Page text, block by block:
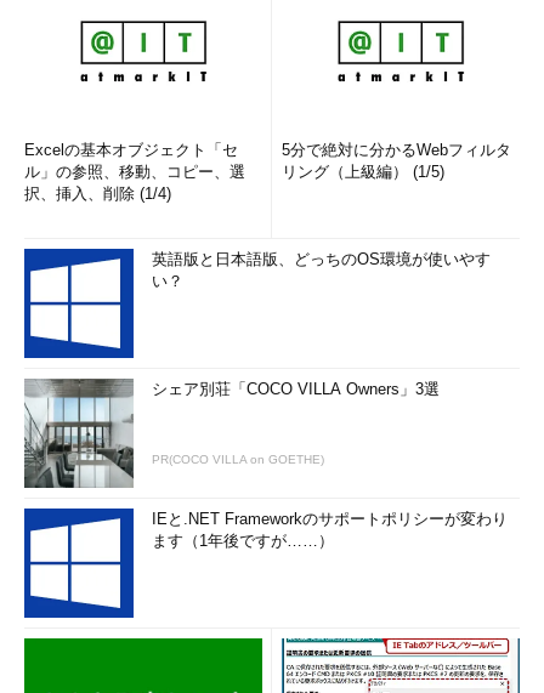
Excelの基本オブジェクト「セ
ル」の参照、移動、コピー、選
択、挿入、削除 (1/4)
5分で絶対に分かるWebフィルタ
リング（上級編） (1/5)
英語版と日本語版、どっちのOS環境が使いやす
い？
シェア別荘「COCO VILLA Owners」3選
PR(COCO VILLA on GOETHE)
IEと.NET Frameworkのサポートポリシーが変わり
ます（1年後ですが……）